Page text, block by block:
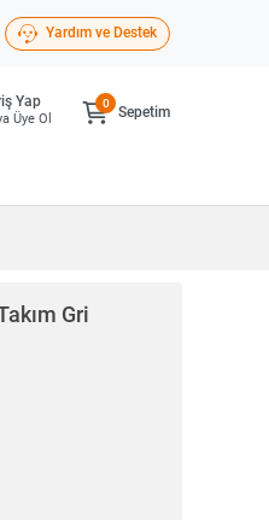
Yardım ve Destek
Yap
Üye Ol Sepetim
0
Gri